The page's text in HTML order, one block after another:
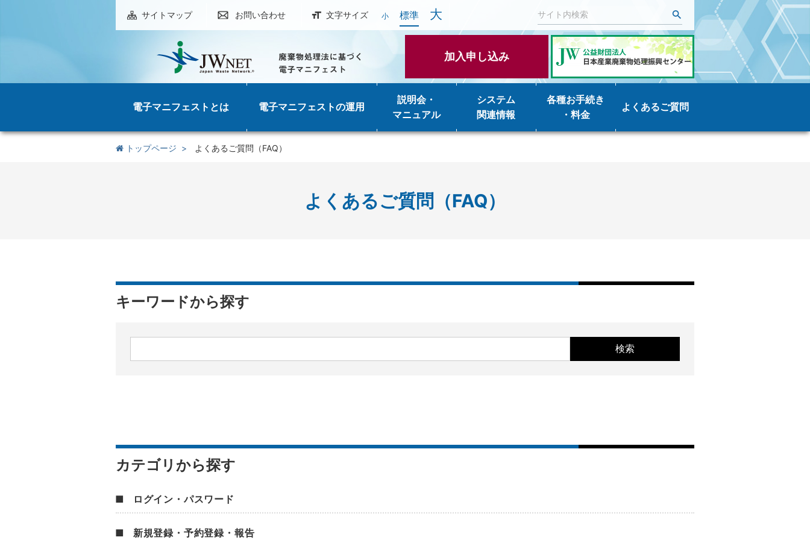
サイトマップ お問い合わせ 文字サイズ 小 標準 大
加入申し込み
電子マニフェストとは 電子マニフェストの運用
説明会・
マニュアル
システム
関連情報
各種お手続き
・料金
よくあるご質問
トップページ よくあるご質問（FAQ）
よくあるご質問（FAQ）
キーワードから探す
カテゴリから探す
ログイン・パスワード
新規登録・予約登録・報告